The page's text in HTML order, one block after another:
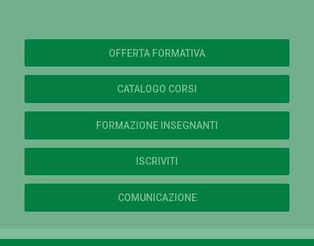
OFFERTA FORMATIVA
CATALOGO CORSI
FORMAZIONE INSEGNANTI
ISCRIVITI
COMUNICAZIONE